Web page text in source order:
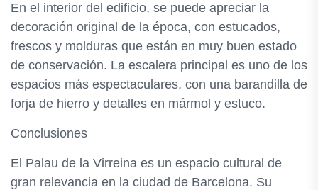
En el interior del edificio, se puede apreciar la
decoración original de la época, con estucados,
frescos y molduras que están en muy buen estado
de conservación. La escalera principal es uno de los
espacios más espectaculares, con una barandilla de
forja de hierro y detalles en mármol y estuco.
Conclusiones
El Palau de la Virreina es un espacio cultural de
gran relevancia en la ciudad de Barcelona. Su